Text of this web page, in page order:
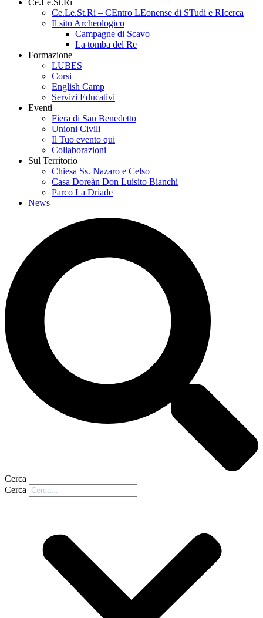
Ce.Le.St.Ri
Ce.Le.St.Ri – CEntro LEonense di STudi e RIcerca
Il sito Archeologico
Campagne di Scavo
La tomba del Re
Formazione
LUBES
Corsi
English Camp
Servizi Educativi
Eventi
Fiera di San Benedetto
Unioni Civili
Il Tuo evento qui
Collaborazioni
Sul Territorio
Chiesa Ss. Nazaro e Celso
Casa Doreàn Don Luisito Bianchi
Parco La Driade
News
Cerca
Cerca